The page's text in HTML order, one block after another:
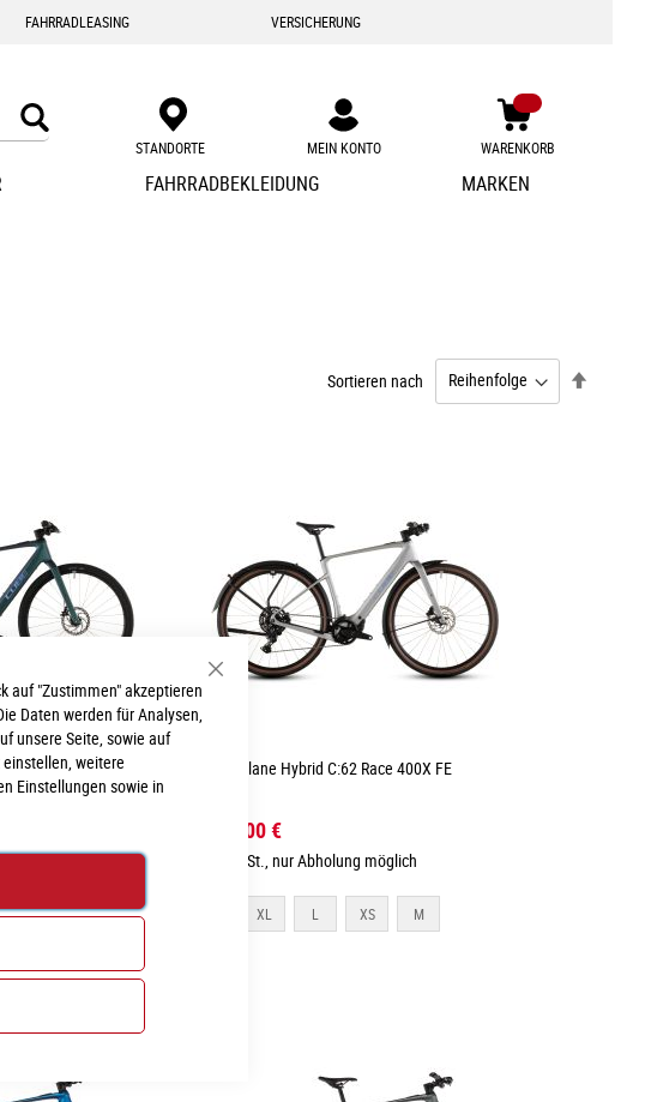
Schließen
auf "Zustimmen" akzeptieren
Daten werden für Analysen,
unsere Seite, sowie auf
weitere
Einstellungen sowie in
FAHRRADLEASING VERSICHERUNG
MEIN KONTO WARENKORB
Search STANDORTE
FAHRRADBEKLEIDUNG MARKEN
Sortieren nach
400X
S
Cube Nulane Hybrid C:62 Race 400X FE
3.399,00 €
Inkl. MwSt., nur Abholung möglich
XL L XS M